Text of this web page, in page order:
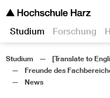
Studium Forschung
Studium
[Translate to
Freunde des
News